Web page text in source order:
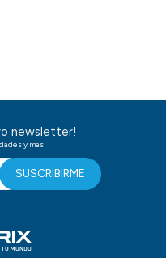
newsletter!
y mas
SUSCRIBIRME